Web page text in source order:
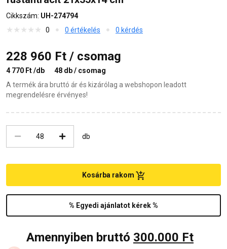
Cikkszám: UH-274794
0
0 értékelés 0 kérdés
228 960 Ft / csomag
4 770 Ft /db
48 db / csomag
A termék ára bruttó ár és kizárólag a webshopon leadott
megrendelésre érvényes!
db
% Egyedi ajánlatot kérek %
Kosárba rakom
Amennyiben bruttó 300.000 Ft